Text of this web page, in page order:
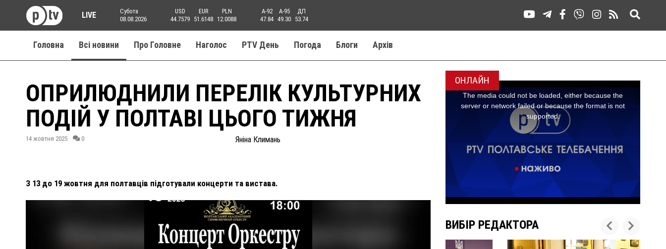
LIVE
Субота
08.08.2026
USD
44.7579
EUR
51.6148
PLN
12.0088
A-92
47.84
A-95
49.30
ДП
53.74
Головна Всі новини Про Головне Наголос PTV День Погода Блоги Aрхів
ОПРИЛЮДНИЛИ ПЕРЕЛІК КУЛЬТУРНИХ
ПОДІЙ У ПОЛТАВІ ЦЬОГО ТИЖНЯ
14 жовтня 2025 0 Яніна Климань
З 13 до 19 жовтня для полтавців підготували концерти та вистава.
ОНЛАЙН
ВИБІР РЕДАКТОРА